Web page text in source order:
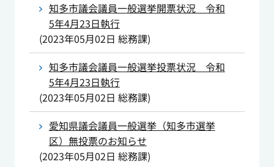
知多市議会議員一般選挙開票状況 令和
5年4月23日執行
(2023年05月02日 総務課)
知多市議会議員一般選挙投票状況 令和
5年4月23日執行
(2023年05月02日 総務課)
愛知県議会議員一般選挙（知多市選挙
区）無投票のお知らせ
(2023年05月02日 総務課)